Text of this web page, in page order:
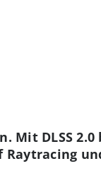
Mit DLSS